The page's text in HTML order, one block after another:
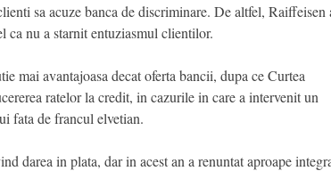
sa acuze banca de discriminare. De altfel, Raiffeisen
ca nu a starnit entuziasmul clientilor.
mai avantajoasa decat oferta bancii, dupa ce Curtea
ratelor la credit, in cazurile in care a intervenit un
fata de francul elvetian.
darea in plata, dar in acest an a renuntat aproape